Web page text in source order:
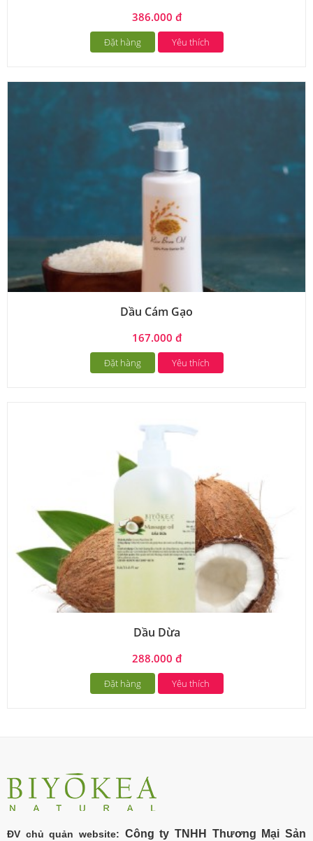
386.000 đ
Đặt hàng Yêu thích
Dầu Cám Gạo
167.000 đ
Đặt hàng Yêu thích
Dầu Dừa
288.000 đ
Đặt hàng Yêu thích
ĐV chủ quản website: Công ty TNHH Thương Mại Sản